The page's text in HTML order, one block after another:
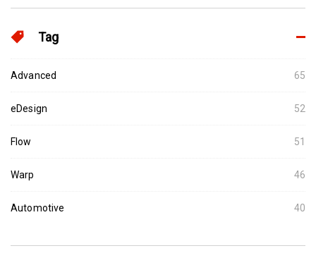
Tag
Advanced 65
eDesign 52
Flow 51
Warp 46
Automotive 40